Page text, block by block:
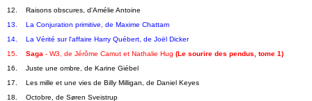
12.    Raisons obscures, d'Amélie Antoine
13.    La Conjuration primitive, de Maxime Chattam
14.    La Vérité sur l'affaire Harry Québert, de Joël Dicker
15. Saga - W3, de Jérôme Camut et Nathalie Hug (Le sourire des pendus, tome 1)
16.    Juste une ombre, de Karine Giébel
17.    Les mille et une vies de Billy Milligan, de Daniel Keyes
18.    Octobre, de Søren Sveistrup